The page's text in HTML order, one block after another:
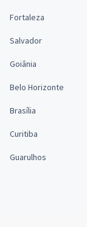
Fortaleza
Salvador
Goiânia
Belo Horizonte
Brasília
Curitiba
Guarulhos